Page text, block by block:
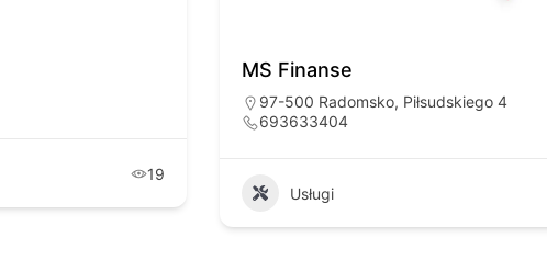
19
MS Finanse
97-500 Radomsko, Piłsudskiego 4
693633404
Usługi